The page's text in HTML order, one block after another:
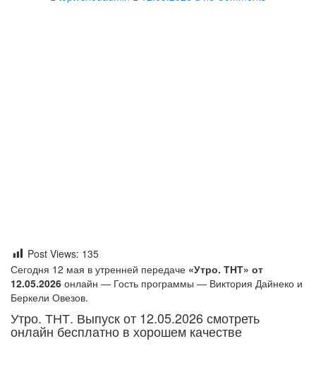
Post Views: 135
Сегодня 12 мая в утренней передаче «Утро. ТНТ» от
12.05.2026 онлайн — Гость программы — Виктория Дайнеко и
Беркели Овезов.
Утро. ТНТ. Выпуск от 12.05.2026 смотреть
онлайн бесплатно в хорошем качестве